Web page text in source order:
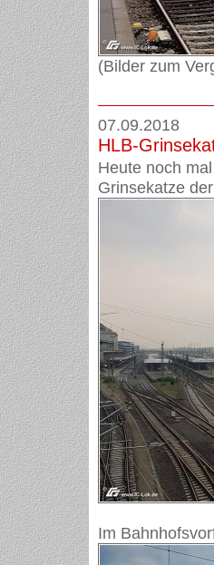
(Bilder zum
07.09.2018
HLB-
Heute noch
Grinsekatze
Im